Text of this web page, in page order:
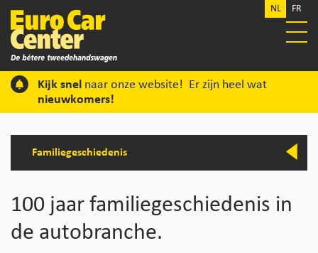
NL FR
Kijk snel naar onze website! Er zijn heel wat
nieuwkomers!
Familiegeschiedenis
100 jaar familiegeschiedenis in
de autobranche.